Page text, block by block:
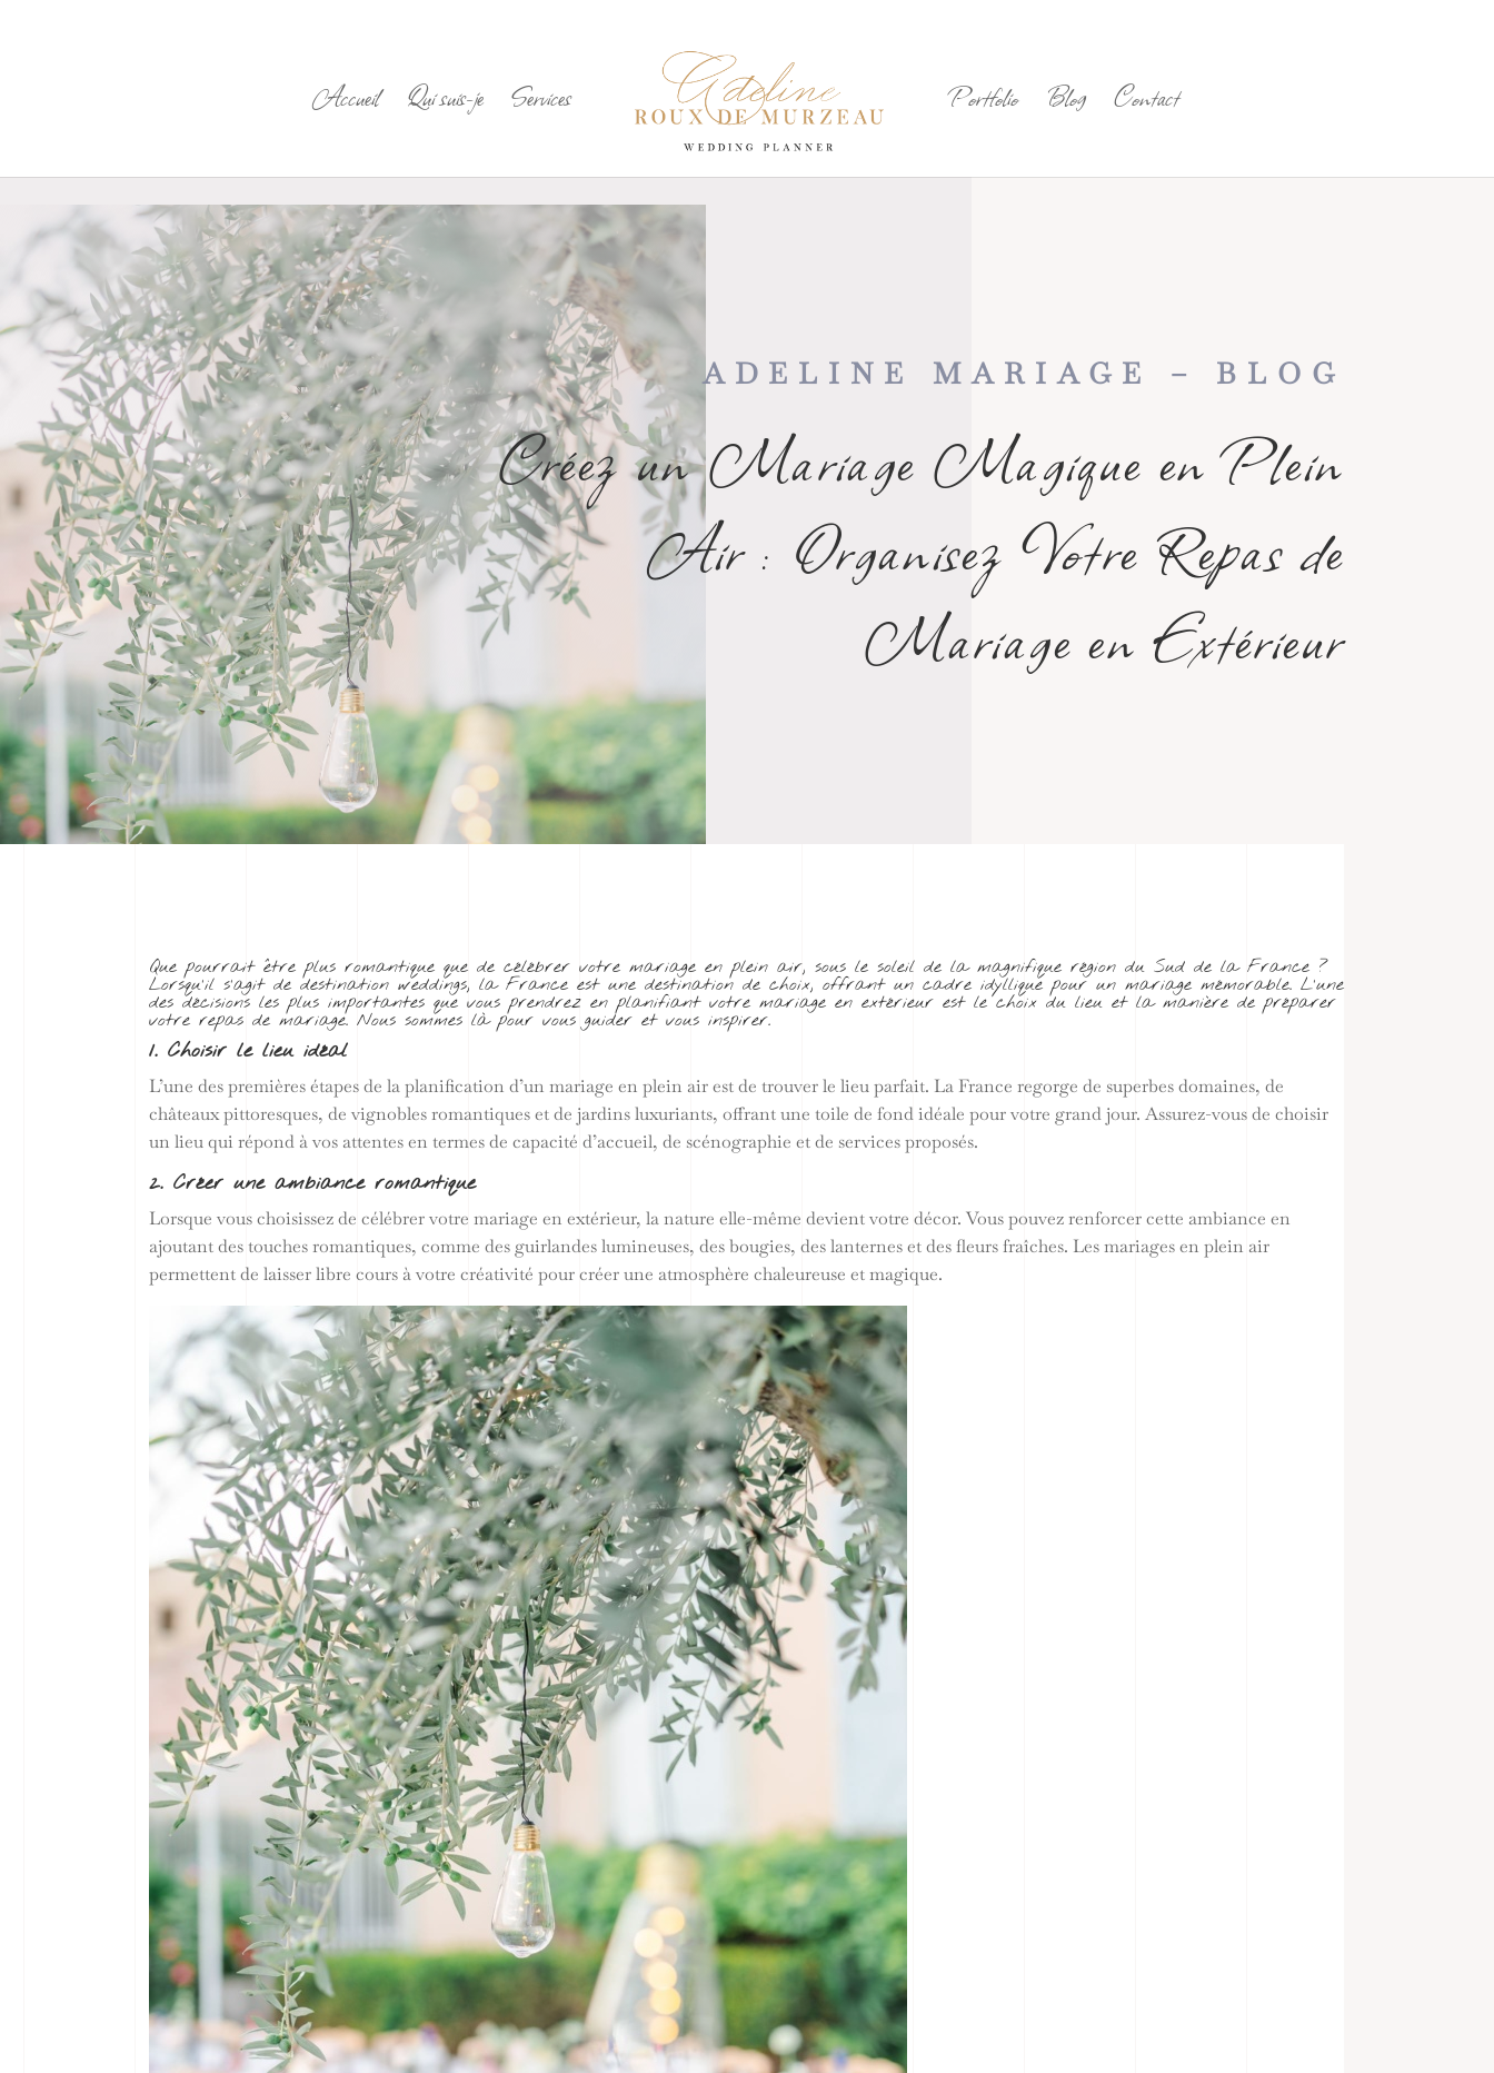
Accueil Qui suis-je Services Portfolio Blog Contact
ADELINE MARIAGE – BLOG
Créez un Mariage Magique en Plein
Air : Organisez Votre Repas de
Mariage en Extérieur
Que pourrait être plus romantique que de célébrer votre mariage en plein air, sous le soleil de la magnifique région du Sud de la France ?
Lorsqu’il s’agit de destination weddings, la France est une destination de choix, offrant un cadre idyllique pour un mariage mémorable. L’une
des décisions les plus importantes que vous prendrez en planifiant votre mariage en extérieur est le choix du lieu et la manière de préparer
votre repas de mariage. Nous sommes là pour vous guider et vous inspirer.
1. Choisir le lieu idéal
L’une des premières étapes de la planification d’un mariage en plein air est de trouver le lieu parfait. La France regorge de superbes domaines, de
châteaux pittoresques, de vignobles romantiques et de jardins luxuriants, offrant une toile de fond idéale pour votre grand jour. Assurez-vous de choisir
un lieu qui répond à vos attentes en termes de capacité d’accueil, de scénographie et de services proposés.
2. Créer une ambiance romantique
Lorsque vous choisissez de célébrer votre mariage en extérieur, la nature elle-même devient votre décor. Vous pouvez renforcer cette ambiance en
ajoutant des touches romantiques, comme des guirlandes lumineuses, des bougies, des lanternes et des fleurs fraîches. Les mariages en plein air
permettent de laisser libre cours à votre créativité pour créer une atmosphère chaleureuse et magique.